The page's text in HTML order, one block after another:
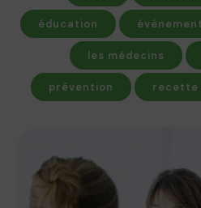
éducation
les médecins
prévention recette